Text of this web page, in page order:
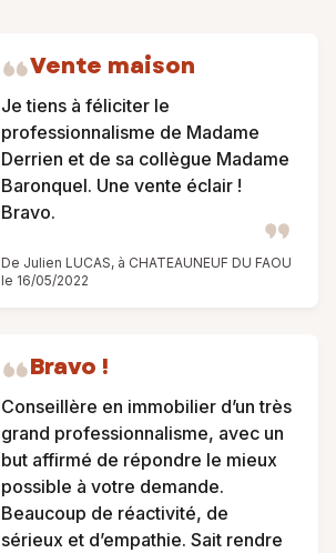
Vente maison
Je tiens à féliciter le
professionnalisme de Madame
Derrien et de sa collègue Madame
Baronquel. Une vente éclair !
Bravo.
De Julien LUCAS, à CHATEAUNEUF DU FAOU
le 16/05/2022
Bravo !
Conseillère en immobilier d’un très
grand professionnalisme, avec un
but affirmé de répondre le mieux
possible à votre demande.
Beaucoup de réactivité, de
sérieux et d’empathie. Sait rendre